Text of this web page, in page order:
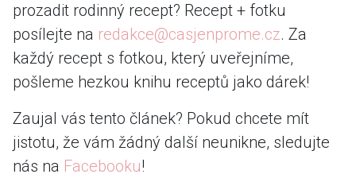
prozadit rodinný recept? Recept + fotku
posílejte na redakce@casjenprome.cz. Za
každý recept s fotkou, který uveřejníme,
pošleme hezkou knihu receptů jako dárek!
Zaujal vás tento článek? Pokud chcete mít
jistotu, že vám žádný další neunikne, sledujte
nás na Facebooku!